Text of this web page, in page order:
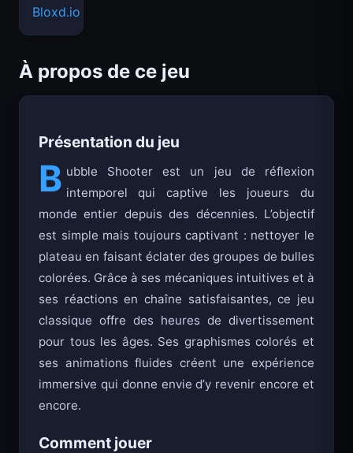
Bloxd.io
À propos de ce jeu
Présentation du jeu
B ubble Shooter est un jeu de réflexion
intemporel qui captive les joueurs du
monde entier depuis des décennies. L’objectif
est simple mais toujours captivant : nettoyer le
plateau en faisant éclater des groupes de bulles
colorées. Grâce à ses mécaniques intuitives et à
ses réactions en chaîne satisfaisantes, ce jeu
classique offre des heures de divertissement
pour tous les âges. Ses graphismes colorés et
ses animations fluides créent une expérience
immersive qui donne envie d’y revenir encore et
encore.
Comment jouer